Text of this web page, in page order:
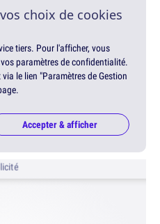
choix de cookies
tiers. Pour l'afficher, vous
paramètres de confidentialité.
le lien "Paramètres de Gestion
Accepter & afficher